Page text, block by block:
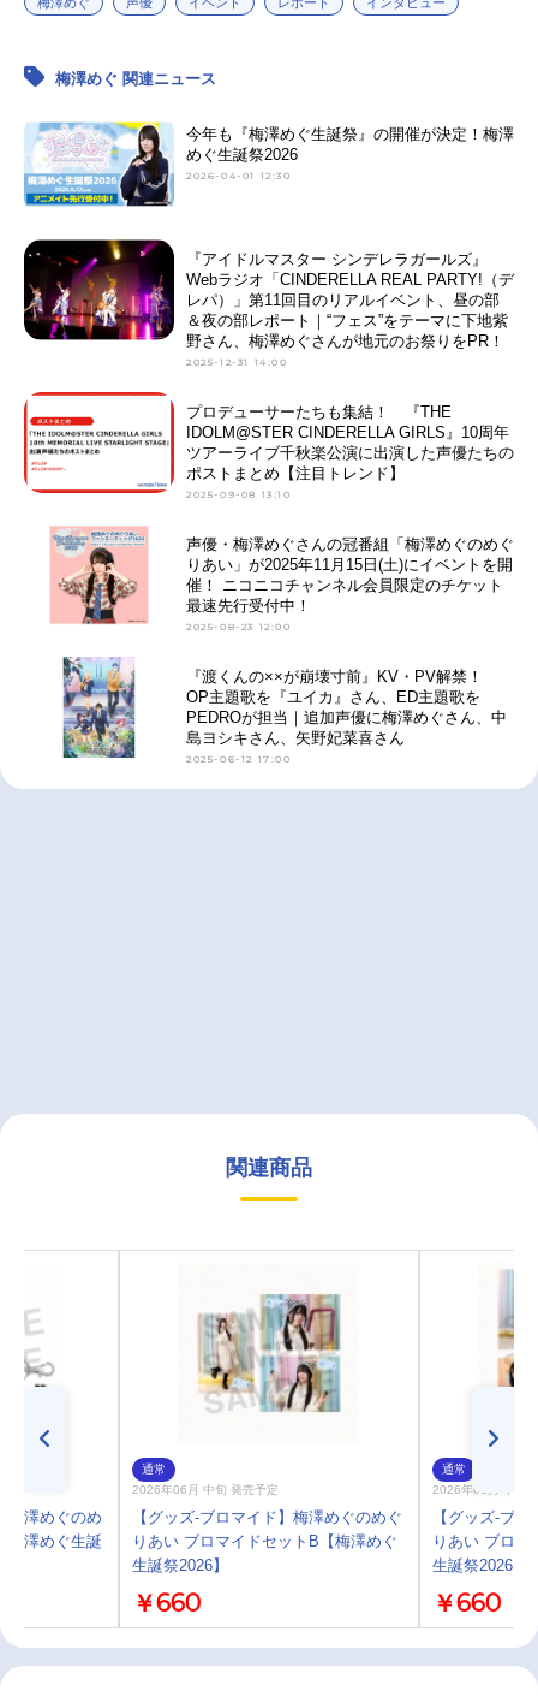
梅澤めぐ 関連ニュース
今年も『梅澤めぐ生誕祭』の開催が決定！梅澤
めぐ生誕祭2026
2026-04-01 12:30
『アイドルマスター シンデレラガールズ』
Webラジオ「CINDERELLA REAL PARTY!（デ
レパ）」第11回目のリアルイベント、昼の部
＆夜の部レポート｜“フェス”をテーマに下地紫
野さん、梅澤めぐさんが地元のお祭りをPR！
2025-12-31 14:00
プロデューサーたちも集結！ 『THE
IDOLM@STER CINDERELLA GIRLS』10周年
ツアーライブ千秋楽公演に出演した声優たちの
ポストまとめ【注目トレンド】
2025-09-08 13:10
声優・梅澤めぐさんの冠番組「梅澤めぐのめぐ
りあい」が2025年11月15日(土)にイベントを開
催！ ニコニコチャンネル会員限定のチケット
最速先行受付中！
2025-08-23 12:00
『渡くんの××が崩壊寸前』KV・PV解禁！
OP主題歌を『ユイカ』さん、ED主題歌を
PEDROが担当｜追加声優に梅澤めぐさん、中
島ヨシキさん、矢野妃菜喜さん
2025-06-12 17:00
関連商品
梅澤めぐのめ
梅澤めぐ生誕
通常
2026年06月 中旬 発売予定
【グッズ-ブロマイド】梅澤めぐのめぐ
りあい ブロマイドセットB【梅澤めぐ
生誕祭2026】
￥660
通常
2026年06月 中旬
【グッズ-ブ
りあい ブロマ
生誕祭2026】
￥660